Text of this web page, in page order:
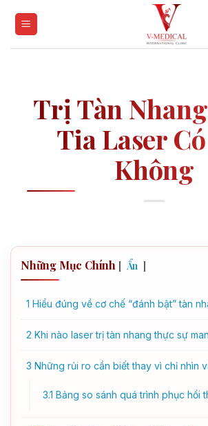
Trị Tàn
Tia Laser
Không
Những Mục Chính [ Ẩn ]
1 Hiểu đúng về cơ chế “đánh bật” tàn
2 Khi nào laser trị tàn nhang thực sự
3 Những rủi ro cần biết thay vì chỉ nhìn
3.1 Bảng so sánh quá trình phục hồi